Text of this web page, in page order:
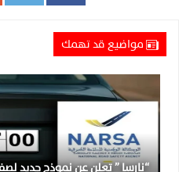
مواضيع قد تهمك
“نارسا ” تعلن عن نموذج جديد